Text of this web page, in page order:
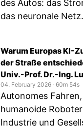
des Autos: das
das neuronale Netz.
Warum Europas KI-
der Straße
Univ.-Prof. Dr.-Ing.
04. February 2026 ‧ 60m 54s
Autonomes
humanoide
Industrie und